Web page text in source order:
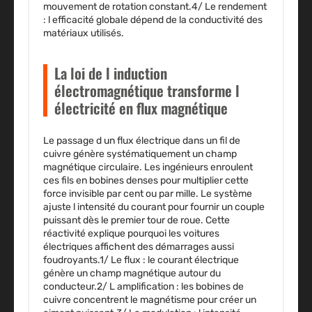
mouvement de rotation constant.4/ Le rendement
: l efficacité globale dépend de la conductivité des
matériaux utilisés.
La loi de l induction
électromagnétique transforme l
électricité en flux magnétique
Le passage d un flux électrique dans un fil de
cuivre génère systématiquement un champ
magnétique circulaire. Les ingénieurs enroulent
ces fils en bobines denses pour multiplier cette
force invisible par cent ou par mille. Le système
ajuste l intensité du courant pour fournir un couple
puissant dès le premier tour de roue. Cette
réactivité explique pourquoi les voitures
électriques affichent des démarrages aussi
foudroyants.1/ Le flux : le courant électrique
génère un champ magnétique autour du
conducteur.2/ L amplification : les bobines de
cuivre concentrent le magnétisme pour créer un